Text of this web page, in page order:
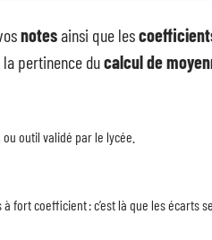
notesainsi que les
pertinence ducalcul de
outil validé par le lycée.
fort coefficient : c’est là que les écarts